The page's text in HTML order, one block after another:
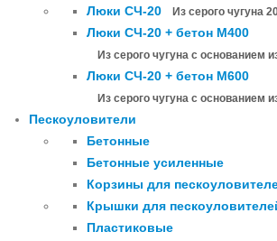
Люки СЧ-20 Из серого чугуна
Люки СЧ-20 + бетон М400
Из серого чугуна с основанием
Люки СЧ-20 + бетон М600
Из серого чугуна с основанием
Пескоуловители
Бетонные
Бетонные усиленные
Корзины для
Крышки для
Пластиковые